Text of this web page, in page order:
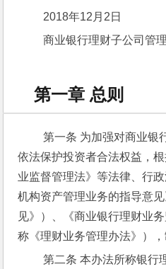
2018年12月2日
商业银行理财子公司管
第一章 总则
第一条 为加强对商业银行理财子公司的监督管理，
依法保护投资者合法权益，
业监督管理法》等法律、行
机构资产管理业务的指导意
见》）、《商业银行理财业
称《理财业务管理办法》），
第二条 本办法所称银行理财子公司是指商业银行经